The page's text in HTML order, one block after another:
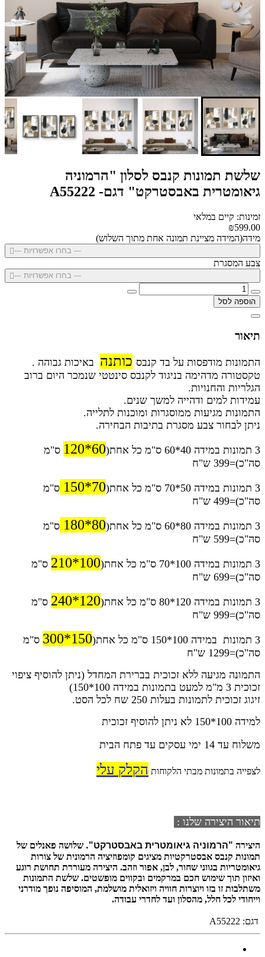
שלשת תמונות קנבס לסלון "הרמוניה
גיאומטרית באבסטרקט" דגם- A55222
זמינות: קיים במלאי
₪599.00
מידה(המידה מציינת תמונה אחת מתוך השלוש)
--- בחרו אפשרויות ---
צבע המסגרת
--- בחרו אפשרויות ---
הוספה לסל
תיאור
התמונות מודפסות על בד קנבס כותנה באיכות גבוהה .
טקסטורה מדהימה בניגוד לקנבס סינטטי שנמכר היום ברוב
הגלריות והחנויות.
עמידות למים ודהייה למשך שנים.
התמונות מגיעות ממוסגרות ומוכנות לתלייה.
ניתן לבחור צבע מסגרת בתיבות הבחירה.
3 תמונות במידה 40*60 ס"מ כל אחת( 60*120
ס"מ
סה"כ)=399 ש"ח
3 תמונות במידה 50*70 ס"מ כל אחת( 70*150
ס"מ
סה"כ)=499 ש"ח
3 תמונות במידה 80*60 ס"מ כל אחת( 80*180
ס"מ
סה"כ)=599 ש"ח
3 תמונות במידה 100*70 ס"מ כל אחת( 100*210
ס"מ
סה"כ)=699 ש"ח
3 תמונות במידה 120*80 ס"מ כל אחת( 120*240
ס"מ
סה"כ)=999 ש"ח
3 תמונות במידה 100*150 ס"מ כל אחת( 150*300
ס"מ
סה"כ)=1299 ש"ח
התמונה מגיעה ללא זכוכית בברירת המחדל (ניתן להוסיף ציפוי
זכוכית 3 מ"מ למעט בתמונות במידה 100*150)
זיגוג זכוכית לתמונות בעלות 250 שח לכל הסט.
למידה 100*150 לא ניתן להוסיף זכוכית
משלוח עד 14 ימי עסקים עד פתח הבית
לצפייה בתמונות מבתי הלקוחות הקלק עלי
תיאור היצירה שלנו :
היצירה "הרמוניה גיאומטרית באבסטרקט". שלושה פאנלים של
תמונות קנבס אבסטרקטיות מציגים קומפוזיציה הרמונית של צורות
גיאומטריות בגווני שחור, לבן, אפור וזהב. היצירה מעוררת תחושת רוגע
ואיזון תוך שימוש חכם במרקמים ובקווים מופשטים. שלשת התמונות
משתלבות זו בזו ויוצרות חוויה ויזואלית מושלמת, המוסיפה נופך מודרני
וייחודי לכל חלל, מהסלון ועד לחדרי עבודה.
דגם: A55222